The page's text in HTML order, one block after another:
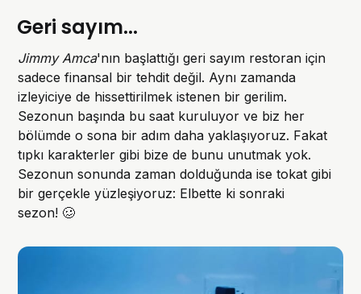
Geri sayım...
Jimmy Amca'nın başlattığı geri sayım restoran için
sadece finansal bir tehdit değil. Aynı zamanda
izleyiciye de hissettirilmek istenen bir gerilim.
Sezonun başında bu saat kuruluyor ve biz her
bölümde o sona bir adım daha yaklaşıyoruz. Fakat
tıpkı karakterler gibi bize de bunu unutmak yok.
Sezonun sonunda zaman dolduğunda ise tokat gibi
bir gerçekle yüzleşiyoruz: Elbette ki sonraki
sezon! 🥴